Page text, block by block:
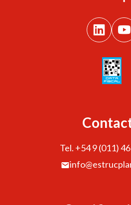
Tel. +54 9 (011)